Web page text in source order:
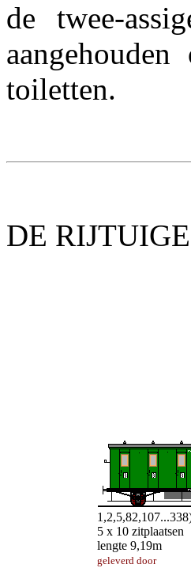
de twee-
toiletten.
DE
5 x 10 zitplaatsen
lengte 9,19m
geleverd door